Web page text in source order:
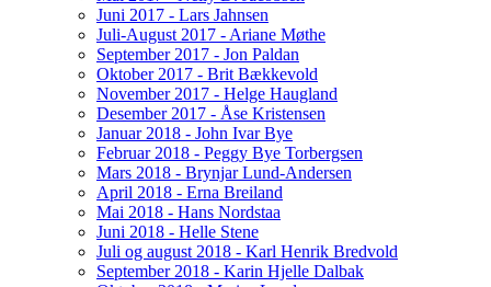
Juni 2017 - Lars Jahnsen
Juli-August 2017 - Ariane Møthe
September 2017 - Jon Paldan
Oktober 2017 - Brit Bækkevold
November 2017 - Helge Haugland
Desember 2017 - Åse Kristensen
Januar 2018 - John Ivar Bye
Februar 2018 - Peggy Bye Torbergsen
Mars 2018 - Brynjar Lund-Andersen
April 2018 - Erna Breiland
Mai 2018 - Hans Nordstaa
Juni 2018 - Helle Stene
Juli og august 2018 - Karl Henrik Bredvold
September 2018 - Karin Hjelle Dalbak